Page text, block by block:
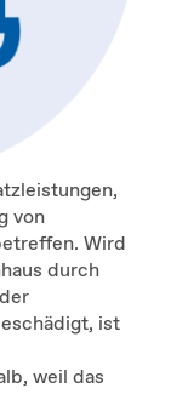
von
Wird
durch
ist
weil das